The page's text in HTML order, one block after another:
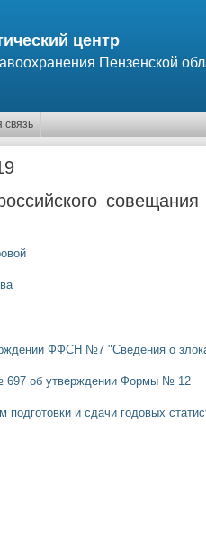
центр
Пензенской
связь
ФФСН №7 "Сведения о
697 об утверждении Формы № 12
и сдачи годовых